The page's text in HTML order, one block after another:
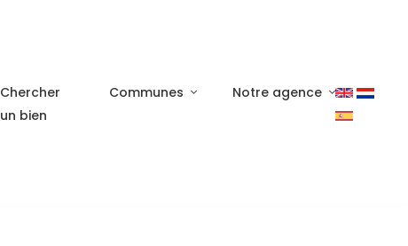
Chercher
un bien
Communes Notre agence